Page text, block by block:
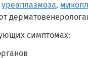
уреаплазмоза,
симптомах: